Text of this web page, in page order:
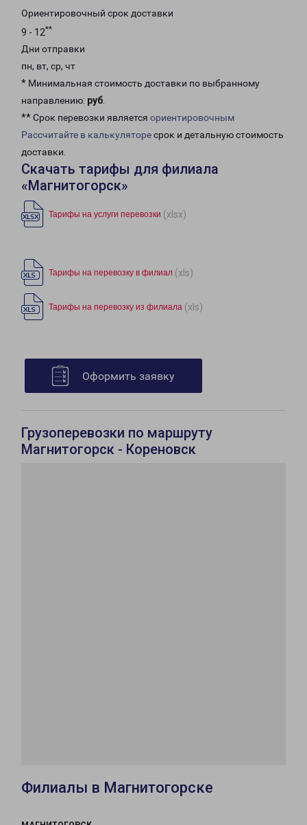
Ориентировочный срок доставки
9 - 12**
Дни отправки
пн, вт, ср, чт
* Минимальная стоимость доставки по выбранному
направлению: руб.
** Срок перевозки является ориентировочным
Рассчитайте в калькуляторесрок и детальную стоимость
доставки.
Скачать тарифы для филиала
«Магнитогорск»
Тарифы на услуги перевозки (xlsx)
Тарифы на перевозку в филиал (xls)
Тарифы на перевозку из филиала (xls)
Оформить заявку
Грузоперевозки по маршруту
Магнитогорск - Кореновск
Филиалы в Магнитогорске